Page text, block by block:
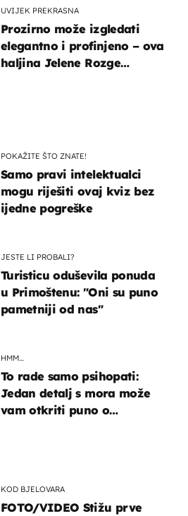
KOD BJELOVARA
FOTO/VIDEO Stižu prve
POKAŽITE ŠTO ZNATE!
Samo pravi intelektualci
mogu riješiti ovaj kviz bez
ijedne pogreške
JESTE LI PROBALI?
Turisticu oduševila ponuda
u Primoštenu: "Oni su puno
pametniji od nas"
HMM…
To rade samo psihopati:
Jedan detalj s mora može
vam otkriti puno o
UVIJEK PREKRASNA
Prozirno može izgledati
elegantno i profinjeno – ova
haljina Jelene Rozge